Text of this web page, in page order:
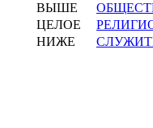
ВЫШЕ
ЦЕЛОЕ
НИЖЕ